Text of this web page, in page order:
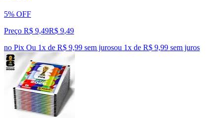
5% OFF
Preço R$ 9,49R$ 9,49
no Pix Ou 1x de R$ 9,99 sem jurosou 1x de R$ 9,99 sem juros